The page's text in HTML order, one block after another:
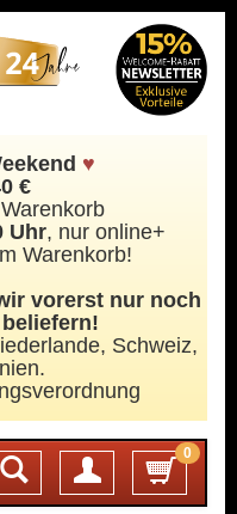
♥
€
Uhr, nur online+
Warenkorb!
vorerst nur noch
Schweiz,
0
Login